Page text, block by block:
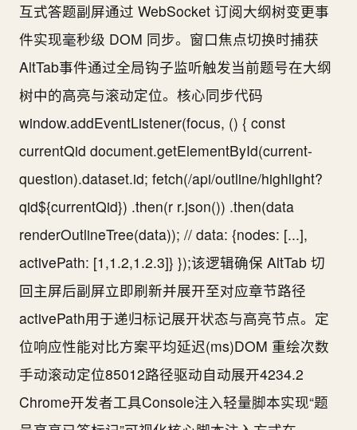
互式答题副屏通过 WebSocket 订阅大纲树变更事
件实现毫秒级 DOM 同步。窗口焦点切换时捕获
AltTab事件通过全局钩子监听触发当前题号在大纲
树中的高亮与滚动定位。核心同步代码
window.addEventListener(focus, () { const
currentQid document.getElementById(current-
question).dataset.id; fetch(/api/outline/highlight?
qid${currentQid}) .then(r r.json()) .then(data
renderOutlineTree(data)); // data: {nodes: [...],
activePath: [1,1.2,1.2.3]} });该逻辑确保 AltTab 切
回主屏后副屏立即刷新并展开至对应章节路径
activePath用于递归标记展开状态与高亮节点。定
位响应性能对比方案平均延迟(ms)DOM 重绘次数
手动滚动定位85012路径驱动自动展开4234.2
Chrome开发者工具Console注入轻量脚本实现“题